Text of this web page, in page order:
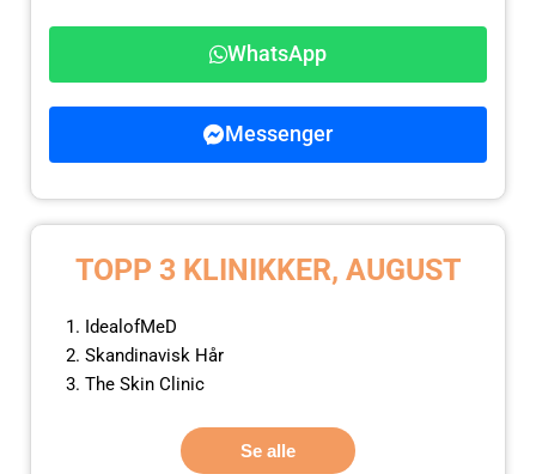
WhatsApp
Messenger
TOPP 3 KLINIKKER, AUGUST
IdealofMeD
Skandinavisk Hår
The Skin Clinic
Se alle